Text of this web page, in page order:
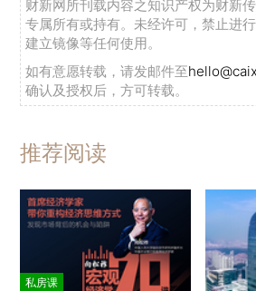
财新网所刊载内容之知识产权为财新
专属所有或持有。未经许可，禁止进
建立镜像等任何使用。
如有意愿转载，请发邮件至
确认及授权后，方可转载。
推荐阅读
私房课